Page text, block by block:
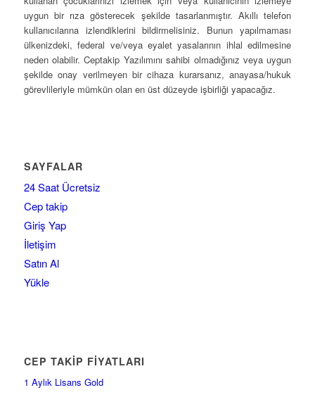
uygun bir rıza gösterecek şekilde tasarlanmıştır. Akıllı telefon
kullanıcılarına izlendiklerini bildirmelisiniz. Bunun yapılmaması
ülkenizdeki, federal ve/veya eyalet yasalarının ihlal edilmesine
neden olabilir. Ceptakip Yazılımını sahibi olmadığınız veya uygun
şekilde onay verilmeyen bir cihaza kurarsanız, anayasa/hukuk
görevlileriyle mümkün olan en üst düzeyde işbirliği yapacağız.
SAYFALAR
24 Saat Ücretsiz
Cep takip
Giriş Yap
İletişim
Satın Al
Yükle
CEP TAKİP FİYATLARI
1 Aylık Lisans Gold